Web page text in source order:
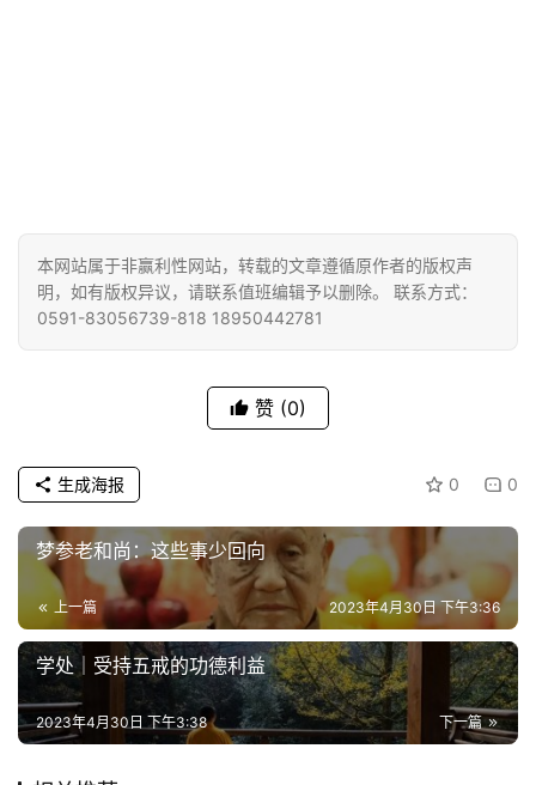
本网站属于非赢利性网站，转载的文章遵循原作者的版权声
明，如有版权异议，请联系值班编辑予以删除。 联系方式：
0591-83056739-818 18950442781
赞 (0)
0 0
生成海报
梦参老和尚：这些事少回向
上一篇 2023年4月30日 下午3:36
学处｜受持五戒的功德利益
下一篇
2023年4月30日 下午3:38